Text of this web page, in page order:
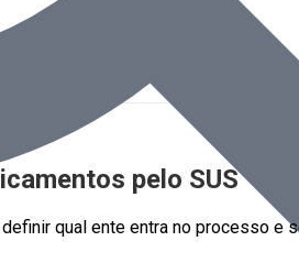
pelo SUS
qual ente entra no processo e